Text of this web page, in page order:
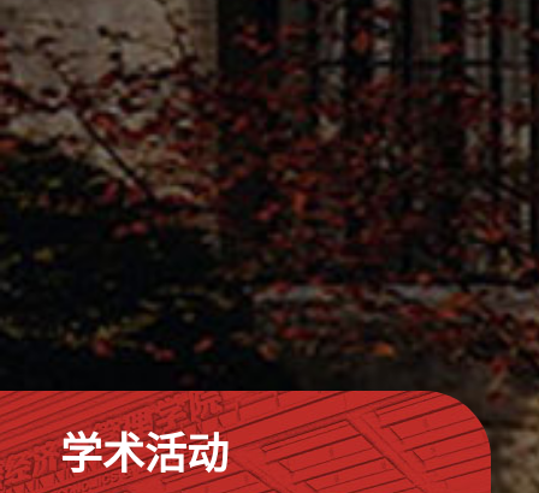
学术活动